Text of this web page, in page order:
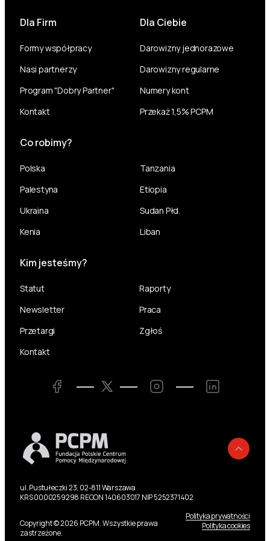
Dla Firm
Formy współpracy
Nasi partnerzy
Program "Dobry Partner"
Kontakt
Dla Ciebie
Darowizny jednorazowe
Darowizny regularne
Numery kont
Przekaż 1,5% PCPM
Co robimy?
Polska
Palestyna
Ukraina
Kenia
Tanzania
Etiopia
Sudan Płd.
Liban
Kim jesteśmy?
Statut
Raporty
Newsletter
Praca
Przetargi
Zgłoś
Kontakt
Facebook Twitter Instagram LinkedIn
ul. Pustułeczki 23, 02-811 Warszawa
KRS 0000259298 REGON 140603017 NIP 5252371402
Copyright © 2026 PCPM. Wszystkie prawa
zastrzeżone.
Polityka prywatności
Polityka cookies